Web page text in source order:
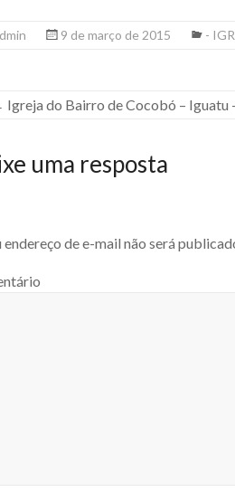
9 de março de 2015 -
Igreja do Bairro de Cocobó – Iguatu
uma resposta
endereço de e-mail não será